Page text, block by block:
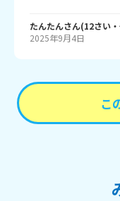
たんたんさん(12さい・
2025年9月4日
こ